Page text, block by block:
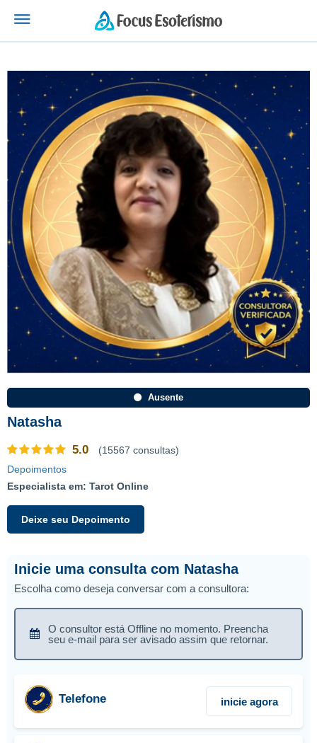
Ausente
Natasha
5.0
(15567 consultas)
Depoimentos
Especialista em: Tarot Online
Deixe seu Depoimento
Inicie uma consulta com Natasha
Escolha como deseja conversar com a consultora:
O consultor está Offline no momento. Preencha
seu e-mail para ser avisado assim que retornar.
Telefone inicie agora